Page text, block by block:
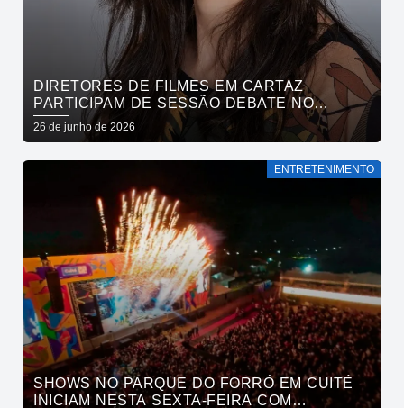
DIRETORES DE FILMES EM CARTAZ
PARTICIPAM DE SESSÃO DEBATE NO
CINEMA PASSEIO
26 de junho de 2026
ENTRETENIMENTO
SHOWS NO PARQUE DO FORRÓ EM CUITÉ
INICIAM NESTA SEXTA-FEIRA COM